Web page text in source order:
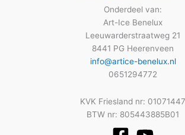
Onderdeel van:
Art-Ice Benelux
Leeuwarderstraatweg 21
8441 PG Heerenveen
info@artice-benelux.nl
0651294772
KVK Friesland nr: 01071447
BTW nr: 805443885B01